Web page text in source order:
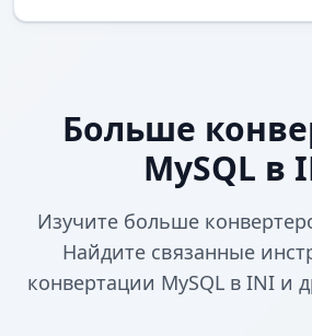
Больше
MySQL в
Изучите больше
Найдите связанные
конвертации MySQL в INI и